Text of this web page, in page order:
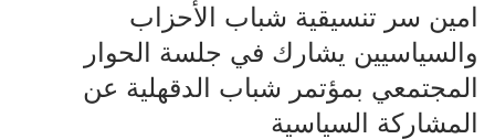
امين سر تنسيقية شباب الأحزاب
والسياسيين يشارك في جلسة الحوار
المجتمعي بمؤتمر شباب الدقهلية عن
المشاركة السياسية